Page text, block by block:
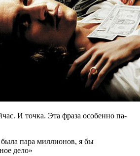
И точка. Эта фраза осо­бен­но па­
пара миллионов, я бы
дело»